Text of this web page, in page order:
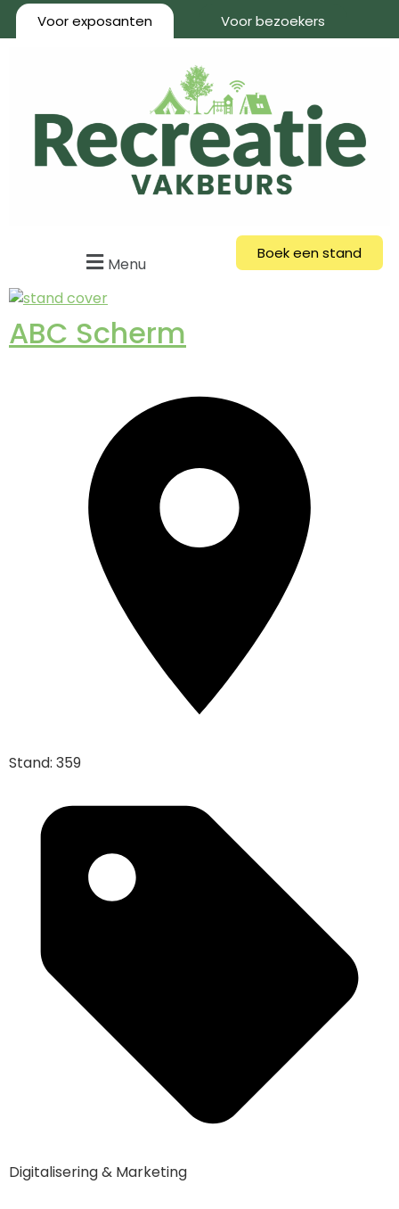
Voor exposanten Voor bezoekers
Menu
Boek een stand
ABC Scherm
Stand: 359
Digitalisering & Marketing